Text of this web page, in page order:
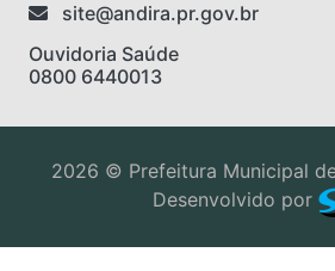
site@andira.pr.gov.br
Ouvidoria Saúde
0800 6440013
2026 © Prefeitura Municipal
Desenvolvido por